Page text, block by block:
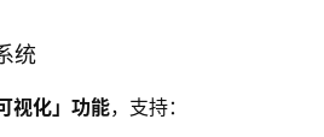
统
视化」功能，支持：